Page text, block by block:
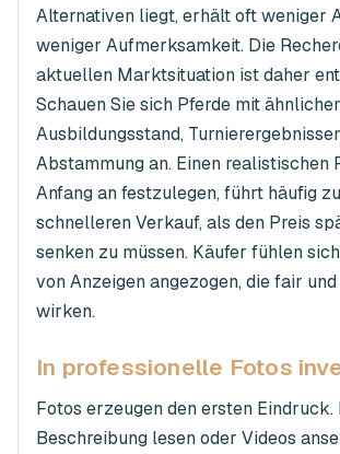
Alternativen liegt, erhält oft weniger
weniger Aufmerksamkeit. Die
aktuellen Marktsituation ist daher
Schauen Sie sich Pferde mit
Ausbildungsstand,
Abstammung an. Einen realistischen
Anfang an festzulegen, führt häufig
schnelleren Verkauf, als den Preis
senken zu müssen. Käufer fühlen
von Anzeigen angezogen, die fair
wirken.
In professionelle Fotos
Fotos erzeugen den ersten Eindruck.
Beschreibung lesen oder Videos